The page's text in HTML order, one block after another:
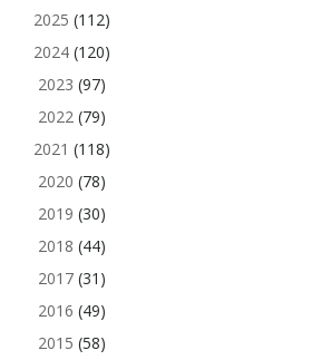
2025 (112)
2024(120)
2023 (97)
2022(79)
2021 (118)
2020 (78)
2019 (30)
2018 (44)
2017(31)
2016 (49)
2015 (58)